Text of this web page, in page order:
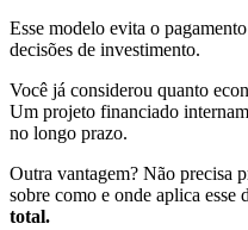
Esse modelo evita o
decisões de investimento.
Você já considerou quanto
Um projeto financiado
no longo prazo.
Outra vantagem? Não precisa
sobre como e onde aplica esse
total.